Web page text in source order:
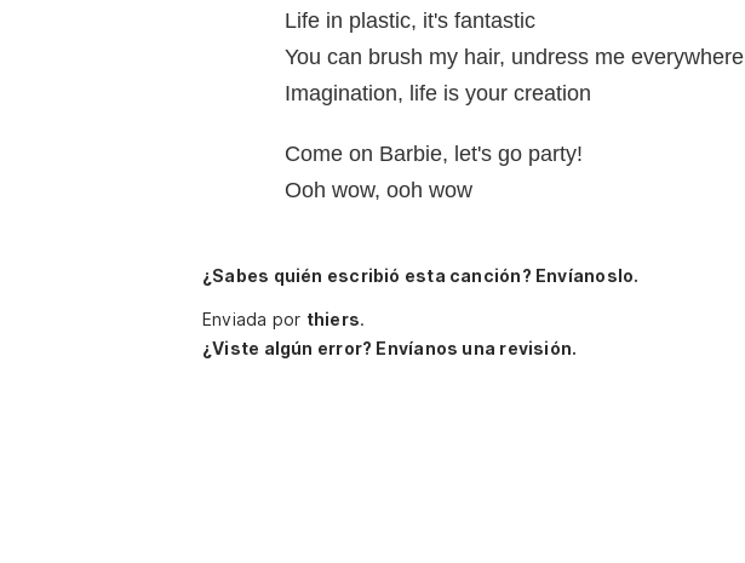
Life in plastic, it's fantastic
You can brush my hair, undress me everywhere
Imagination, life is your creation
Come on Barbie, let's go party!
Ooh wow, ooh wow
¿Sabes quién escribió esta canción? Envíanoslo.
Enviada por thiers.
¿Viste algún error? Envíanos una revisión.